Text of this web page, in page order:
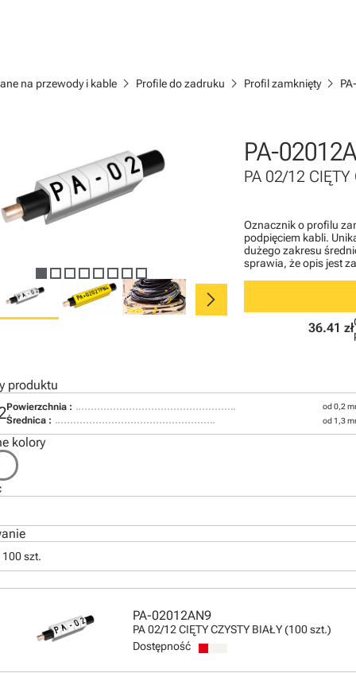
na przewody i kable chevron_right Profile do zadruku chevron_right Profil zamkniętychevron_right
chevron_right
PA-
PA 02/12
Oznacznik o profilu
podpięciem kabli.
dużego zakresu
sprawia, że opis jest
36.41 zł
produktu
Powierzchnia : od 0,2
Średnica : od 1,3
kolory
szt.
PA-02012AN9
PA 02/12 CIĘTY CZYSTY BIAŁY (100 szt.)
Dostępność